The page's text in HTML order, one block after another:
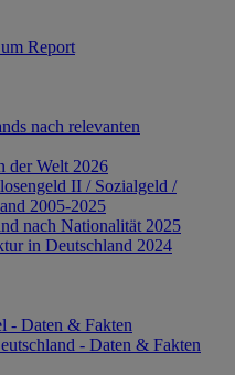
Report
nach relevanten
der Welt 2026
II / Sozialgeld /
2005-2025
nach Nationalität 2025
in Deutschland 2024
- Daten & Fakten
- Daten & Fakten